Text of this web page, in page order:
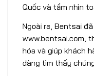
Quốc và tầm nhìn
Ngoài ra, Bentsai
www.bentsai.com,
hóa và giúp khách
dàng tìm thấy